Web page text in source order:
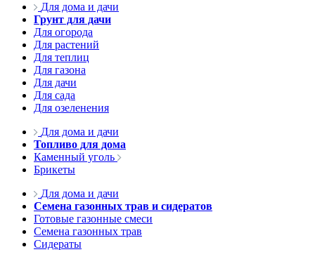
Для дома и дачи
Грунт для дачи
Для огорода
Для растений
Для теплиц
Для газона
Для дачи
Для сада
Для озеленения
Для дома и дачи
Топливо для дома
Каменный уголь
Брикеты
Для дома и дачи
Семена газонных трав и сидератов
Готовые газонные смеси
Семена газонных трав
Сидераты